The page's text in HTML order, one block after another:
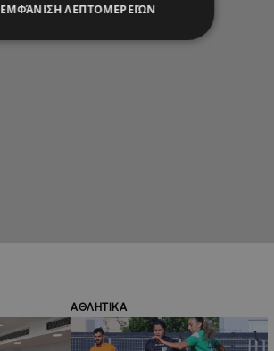
ΑΘΛΗΤΙΚΑ
ΕΜΦΆΝΙΣΗ ΛΕΠΤΟΜΕΡΕΙΏΝ